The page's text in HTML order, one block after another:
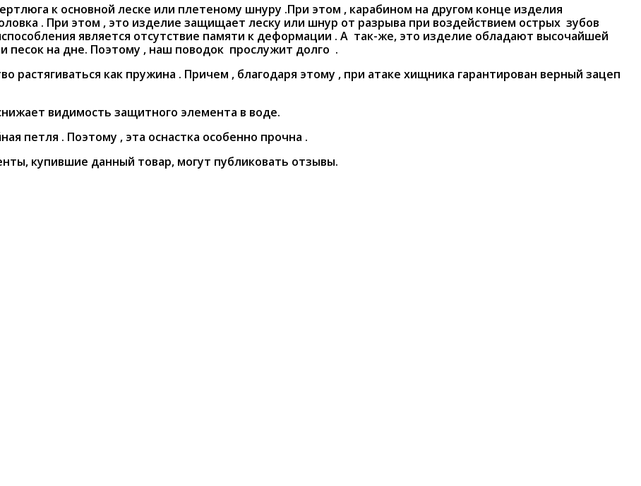
к основной леске или плетеному шнуру .При этом , карабином на другом конце изделия
. При этом , это изделие защищает леску или шнур от разрыва при воздействием острых зубов
является отсутствие памяти к деформации . А так-же, это изделие обладают высочайшей
песок на дне. Поэтому , наш поводок прослужит долго .
растягиваться как пружина . Причем , благодаря этому , при атаке хищника гарантирован верный зацеп
видимость защитного элемента в воде.
петля . Поэтому , эта оснастка особенно прочна .
купившие данный товар, могут публиковать отзывы.